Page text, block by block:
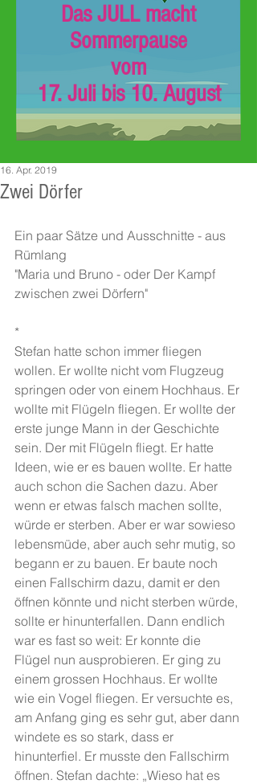
Das JULL macht
Sommerpause
vom
17. Juli bis 10. August
Zwei Dörfer
16. Apr. 2019
Ein paar Sätze und Ausschnitte - aus
Rümlang
"Maria und Bruno - oder Der Kampf
zwischen zwei Dörfern"
*
Stefan hatte schon immer fliegen
wollen. Er wollte nicht vom Flugzeug
springen oder von einem Hochhaus. Er
wollte mit Flügeln fliegen. Er wollte der
erste junge Mann in der Geschichte
sein. Der mit Flügeln fliegt. Er hatte
Ideen, wie er es bauen wollte. Er hatte
auch schon die Sachen dazu. Aber
wenn er etwas falsch machen sollte,
würde er sterben. Aber er war sowieso
lebensmüde, aber auch sehr mutig, so
begann er zu bauen. Er baute noch
einen Fallschirm dazu, damit er den
öffnen könnte und nicht sterben würde,
sollte er hinunterfallen. Dann endlich
war es fast so weit: Er konnte die
Flügel nun ausprobieren. Er ging zu
einem grossen Hochhaus. Er wollte
wie ein Vogel fliegen. Er versuchte es,
am Anfang ging es sehr gut, aber dann
windete es so stark, dass er
hinunterfiel. Er musste den Fallschirm
öffnen. Stefan dachte: „Wieso hat es